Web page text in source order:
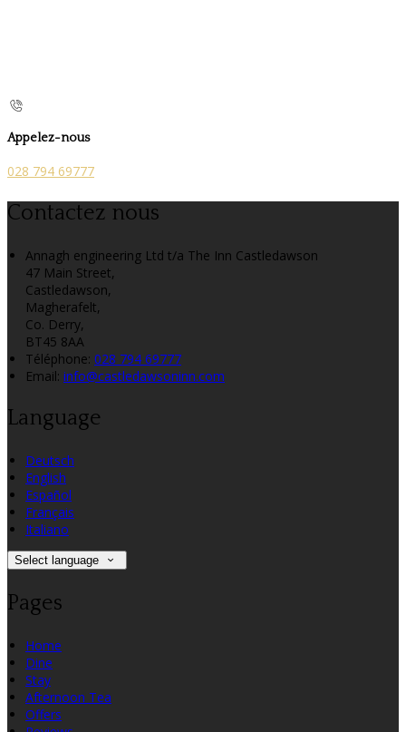
Appelez-nous
028 794 69777
Contactez nous
Annagh engineering Ltd t/a The Inn Castledawson
47 Main Street,
Castledawson,
Magherafelt,
Co. Derry,
BT45 8AA
Téléphone: 028 794 69777
Email: info@castledawsoninn.com
Language
Deutsch
English
Español
Français
Italiano
Select language
Pages
Home
Dine
Stay
Afternoon Tea
Offers